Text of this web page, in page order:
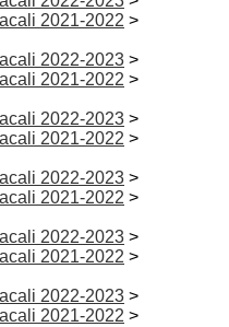
2021-2022 >
2022-2023 >
2021-2022 >
2022-2023 >
2021-2022 >
2022-2023 >
2021-2022 >
2022-2023 >
2021-2022 >
2022-2023 >
2021-2022 >